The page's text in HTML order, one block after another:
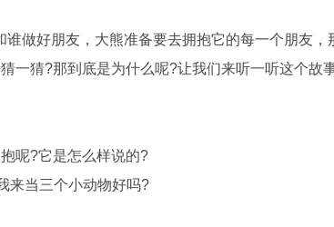
做好朋友，大熊准备要去拥抱它的每一个朋友，
一猜?那到底是为什么呢?让我们来听一听这个故
呢?它是怎么样说的?
当三个小动物好吗?